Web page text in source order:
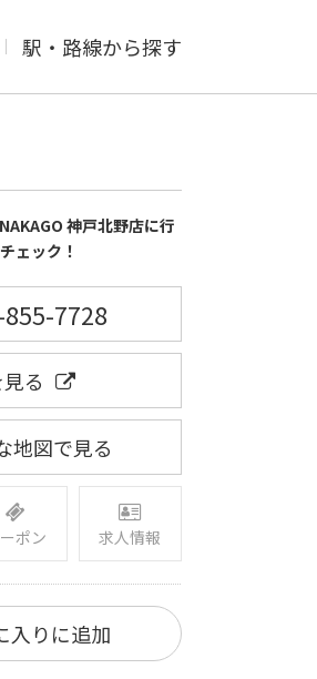
駅・路線から探す
神戸北野店に行
ェック！
7728
る
地図で見る
ポン 求人情報
入りに追加